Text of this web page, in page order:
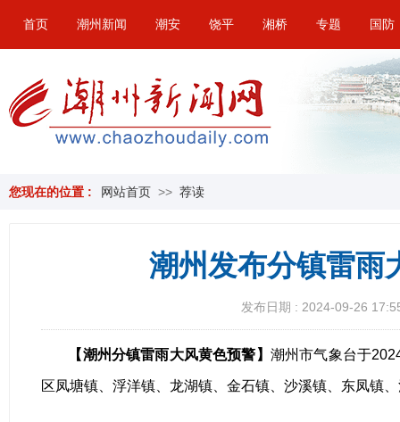
首页 潮州新闻 潮安 饶平 湘桥 专题 国防
您现在的位置 : 网站首页 >> 荐读
潮州发布分镇雷雨
发布日期 : 2024-09-26
【潮州分镇雷雨大风黄色预警】 潮州市气象台于
区凤塘镇、浮洋镇、龙湖镇、金石镇、沙溪镇、东凤镇